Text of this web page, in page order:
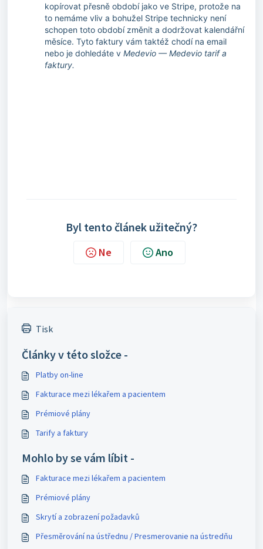
kopírovat přesně období jako ve Stripe, protože na
to nemáme vliv a bohužel Stripe technicky není
schopen toto období změnit a dodržovat kalendářní
měsíce. Tyto faktury vám taktéž chodí na email
nebo je dohledáte v Medevio — Medevio tarif a
faktury.
Byl tento článek užitečný?
Ne Ano
Tisk
Články v této složce -
Platby on-line
Fakturace mezi lékařem a pacientem
Prémiové plány
Tarify a faktury
Mohlo by se vám líbit -
Fakturace mezi lékařem a pacientem
Prémiové plány
Skrytí a zobrazení požadavků
​Přesměrování na ústřednu / Presmerovanie na ústredňu